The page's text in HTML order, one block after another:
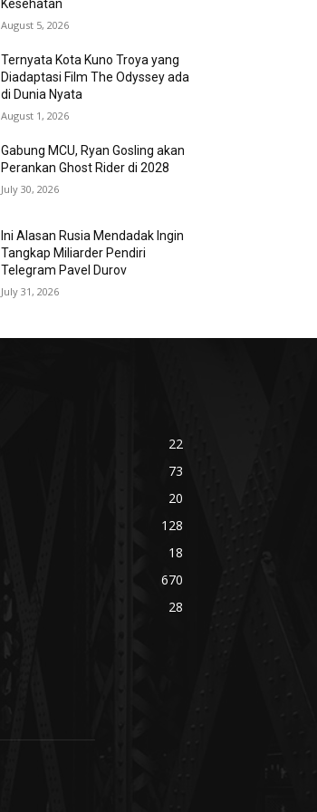
Kesehatan
August 5, 2026
Ternyata Kota Kuno Troya yang
Diadaptasi Film The Odyssey ada
di Dunia Nyata
August 1, 2026
Gabung MCU, Ryan Gosling akan
Perankan Ghost Rider di 2028
July 30, 2026
Ini Alasan Rusia Mendadak Ingin
Tangkap Miliarder Pendiri
Telegram Pavel Durov
July 31, 2026
22
73
20
128
18
670
28